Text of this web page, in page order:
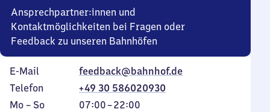
Ansprechpartner:innen und
Kontaktmöglichkeiten bei Fragen oder
Feedback zu unseren Bahnhöfen
E-Mail
feedback@bahnhof.de
Telefon
+49 30 586020930
Montag
Mo – So,
07:00–22:00
Von